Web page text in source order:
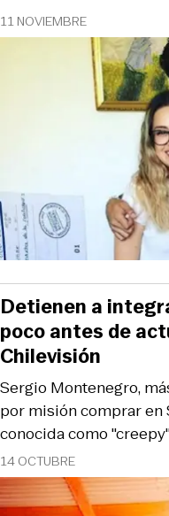
11 NOVIEMBRE
14 OCTUBRE
Sergio Montenegro,
por misión comprar en
conocida como
Detienen a
poco antes de
Chilevisión